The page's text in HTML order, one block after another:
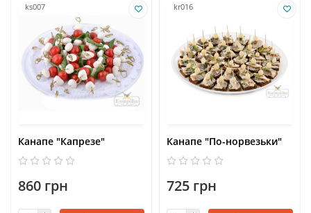
ks007
Канапе "Капрезе"
860 грн
kr016
Канапе "По-норвезьки"
725 грн